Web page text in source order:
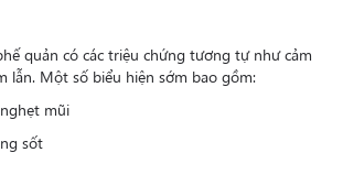
quản có các triệu chứng tương tự như cảm
lẫn. Một số biểu hiện sớm bao gồm:
mũi
sốt